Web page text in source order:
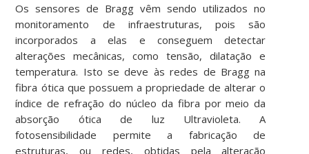
Os sensores de Bragg vêm sendo utilizados no
monitoramento de infraestruturas, pois são
incorporados a elas e conseguem detectar
alterações mecânicas, como tensão, dilatação e
temperatura. Isto se deve às redes de Bragg na
fibra ótica que possuem a propriedade de alterar o
índice de refração do núcleo da fibra por meio da
absorção ótica de luz Ultravioleta. A
fotosensibilidade permite a fabricação de
estruturas, ou redes, obtidas pela alteração